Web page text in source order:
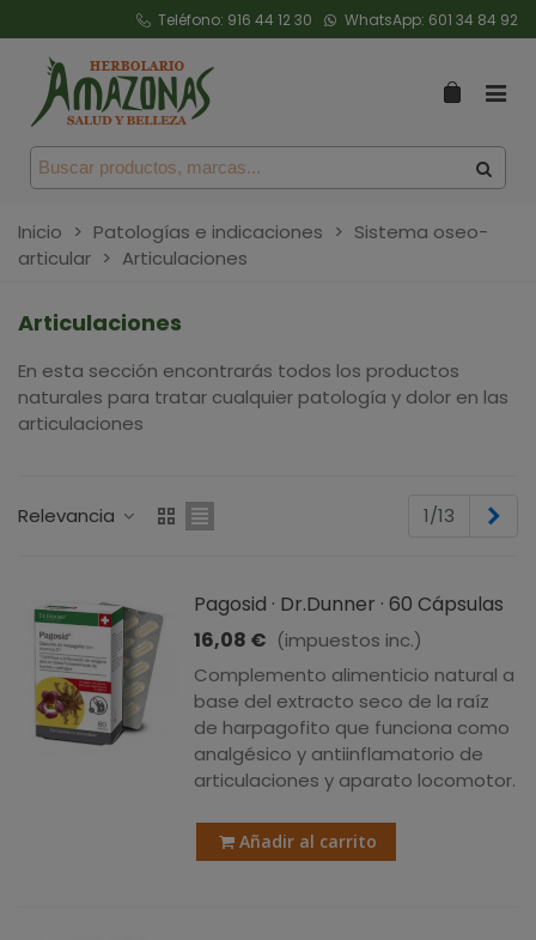
Teléfono: 916 44 12 30 WhatsApp: 601 34 84 92
Inicio > Patologías e indicaciones > Sistema oseo-
articular > Articulaciones
Articulaciones
En esta sección encontrarás todos los productos
naturales para tratar cualquier patología y dolor en las
articulaciones
Relevancia 1/13
Pagosid · Dr.Dunner · 60 Cápsulas
16,08 € (impuestos inc.)
Complemento alimenticio natural a
base del extracto seco de la raíz
de harpagofito que funciona como
analgésico y antiinflamatorio de
articulaciones y aparato locomotor.
Añadir al carrito